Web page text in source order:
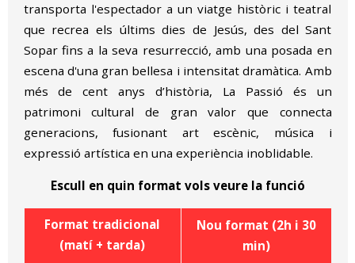
transporta l'espectador a un viatge històric i teatral
que recrea els últims dies de Jesús, des del Sant
Sopar fins a la seva resurrecció, amb una posada en
escena d'una gran bellesa i intensitat dramàtica. Amb
més de cent anys d’història, La Passió és un
patrimoni cultural de gran valor que connecta
generacions, fusionant art escènic, música i
expressió artística en una experiència inoblidable.
Escull en quin format vols veure la funció
Format tradicional
(matí + tarda)
Nou format (2h i 30
min)